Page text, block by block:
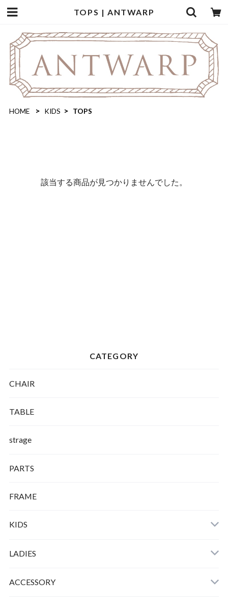
TOPS | ANTWARP
HOME KIDS TOPS
該当する商品が見つかりませんでした。
CATEGORY
CHAIR
TABLE
strage
PARTS
FRAME
KIDS
LADIES
ACCESSORY